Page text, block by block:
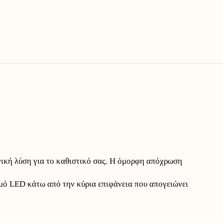
λύση για το καθιστικό σας. Η όμορφη απόχρωση
LED κάτω από την κύρια επιφάνεια που απογειώνει